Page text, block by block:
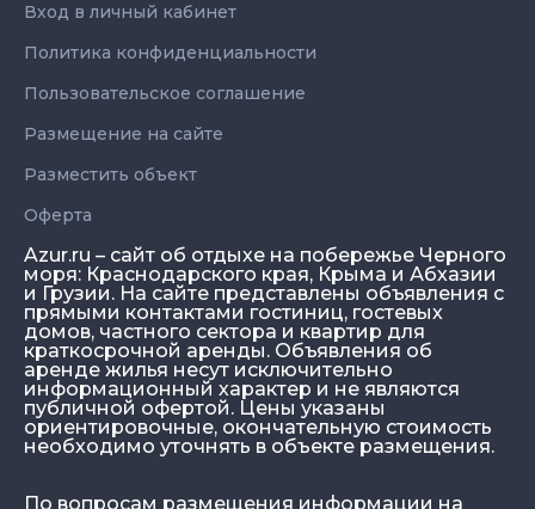
Azur.ru – сайт об отдыхе на побережье Черного
моря: Краснодарского края, Крыма и Абхазии
и Грузии. На сайте представлены объявления с
прямыми контактами гостиниц, гостевых
домов, частного сектора и квартир для
краткосрочной аренды. Объявления об
аренде жилья несут исключительно
информационный характер и не являются
публичной офертой. Цены указаны
ориентировочные, окончательную стоимость
необходимо уточнять в объекте размещения.
По вопросам размещения информации на
Вход в личный кабинет
Политика конфиденциальности
Пользовательское соглашение
Размещение на сайте
Разместить объект
Оферта